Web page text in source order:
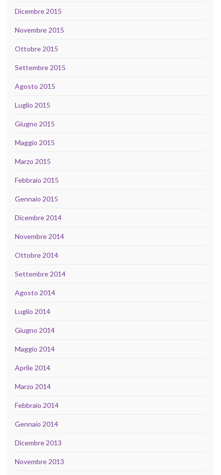
Dicembre 2015
Novembre 2015
Ottobre 2015
Settembre 2015
Agosto 2015
Luglio 2015
Giugno 2015
Maggio 2015
Marzo 2015
Febbraio 2015
Gennaio 2015
Dicembre 2014
Novembre 2014
Ottobre 2014
Settembre 2014
Agosto 2014
Luglio 2014
Giugno 2014
Maggio 2014
Aprile 2014
Marzo 2014
Febbraio 2014
Gennaio 2014
Dicembre 2013
Novembre 2013